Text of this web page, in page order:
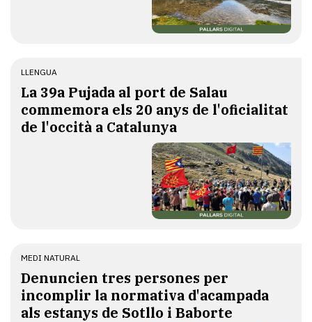
LLENGUA
​La 39a Pujada al port de Salau
commemora els 20 anys de l'oficialitat
de l'occità a Catalunya
MEDI NATURAL
Denuncien tres persones per
incomplir la normativa d'acampada
als estanys de Sotllo i Baborte